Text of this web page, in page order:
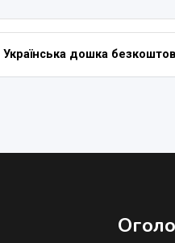
Українська дошка